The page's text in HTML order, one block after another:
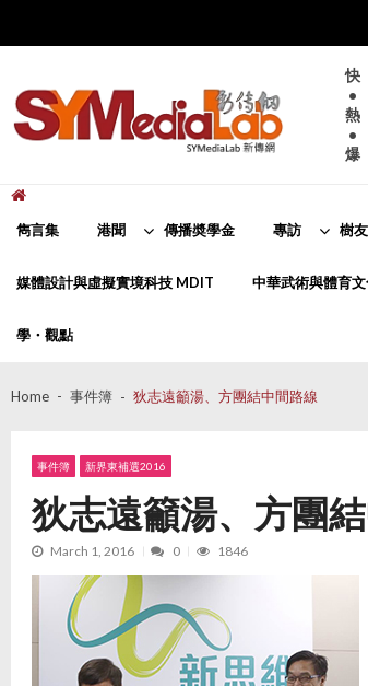
navigation
content
快
•
熱
•
爆
雋言集 港聞 傳播奬學金 專訪 樹
媒體設計與虛擬實境科技 MDIT 中華武術與體育
學・觀點
Home 事件簿 狄志遠籲湯、方團結中間路線
事件簿 新界東補選2016
狄志遠籲湯、方團
March 1, 2016 0 1846